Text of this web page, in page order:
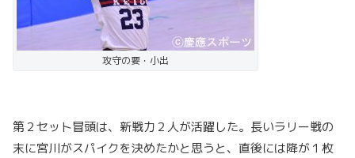
攻守の要・小出
第２セット冒頭は、新戦力２人が活躍した。長いラリー戦の
末に宮川がスパイクを決めたかと思うと、直後には降が１枚